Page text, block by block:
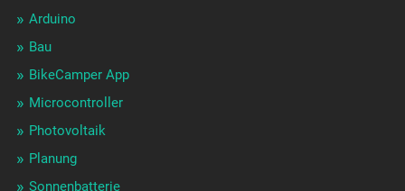
Arduino
Bau
BikeCamper App
Microcontroller
Photovoltaik
Planung
Sonnenbatterie